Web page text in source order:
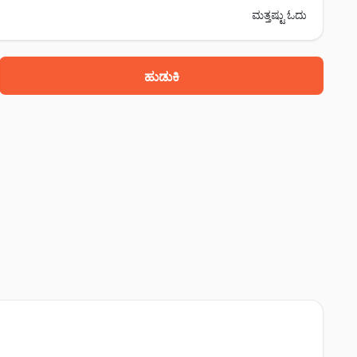
ಲೇಕ್ ರೋಡ್, ಪುರುಪುಳೆ, 723101
ಮತ್ತಷ್ಟು ಓದು
ಹುಡುಕಿ